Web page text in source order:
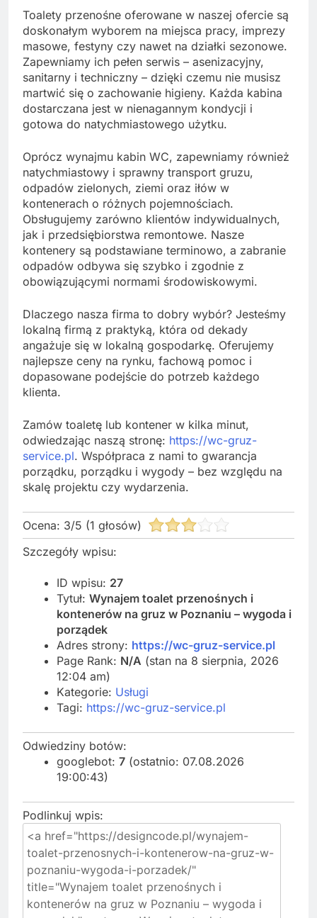
Toalety przenośne oferowane w naszej ofercie są
doskonałym wyborem na miejsca pracy, imprezy
masowe, festyny czy nawet na działki sezonowe.
Zapewniamy ich pełen serwis – asenizacyjny,
sanitarny i techniczny – dzięki czemu nie musisz
martwić się o zachowanie higieny. Każda kabina
dostarczana jest w nienagannym kondycji i
gotowa do natychmiastowego użytku.
Oprócz wynajmu kabin WC, zapewniamy również
natychmiastowy i sprawny transport gruzu,
odpadów zielonych, ziemi oraz iłów w
kontenerach o różnych pojemnościach.
Obsługujemy zarówno klientów indywidualnych,
jak i przedsiębiorstwa remontowe. Nasze
kontenery są podstawiane terminowo, a zabranie
odpadów odbywa się szybko i zgodnie z
obowiązującymi normami środowiskowymi.
Dlaczego nasza firma to dobry wybór? Jesteśmy
lokalną firmą z praktyką, która od dekady
angażuje się w lokalną gospodarkę. Oferujemy
najlepsze ceny na rynku, fachową pomoc i
dopasowane podejście do potrzeb każdego
klienta.
Zamów toaletę lub kontener w kilka minut,
odwiedzając naszą stronę: https://wc-gruz-
service.pl. Współpraca z nami to gwarancja
porządku, porządku i wygody – bez względu na
skalę projektu czy wydarzenia.
Ocena: 3/5 (1 głosów)
Szczegóły wpisu:
ID wpisu: 27
Tytuł: Wynajem toalet przenośnych i
kontenerów na gruz w Poznaniu – wygoda i
porządek
Adres strony: https://wc-gruz-service.pl
Page Rank: N/A (stan na 8 sierpnia, 2026
12:04 am)
Kategorie: Usługi
Tagi: https://wc-gruz-service.pl
Odwiedziny botów:
googlebot: 7 (ostatnio: 07.08.2026
19:00:43)
Podlinkuj wpis: